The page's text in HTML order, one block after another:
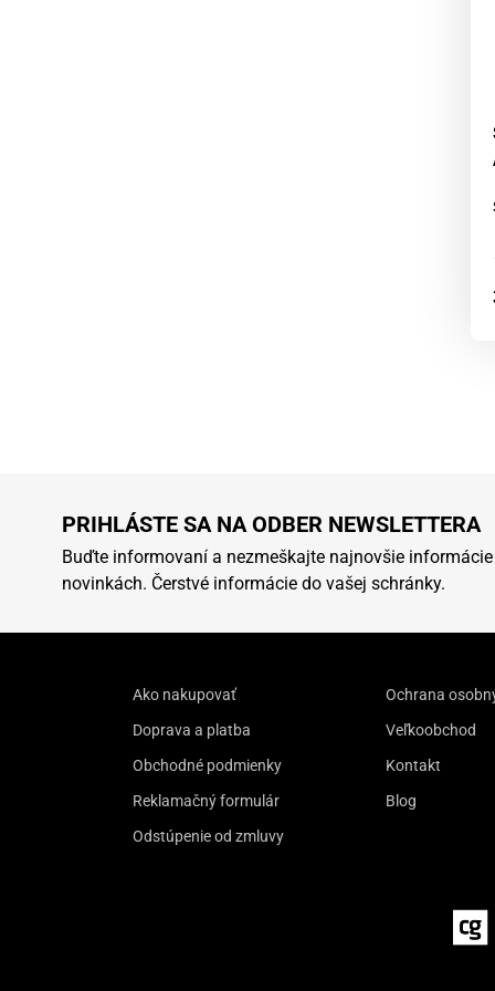
PRIHLÁSTE SA NA ODBER NEWSLETTERA
Buďte informovaní a nezmeškajte najnovšie
novinkách. Čerstvé informácie do vašej schránky.
Ako nakupovať
Doprava a platba
Obchodné podmienky
Reklamačný formulár
Odstúpenie od zmluvy
Ochrana
Veľkoobchod
Kontakt
Blog